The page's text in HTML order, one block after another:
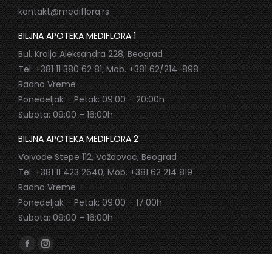
kontakt@mediflora.rs
BILJNA APOTEKA MEDIFLORA 1
Bul. Kralja Aleksandra 228, Beograd
Tel: +381 11 380 62 81, Mob. +381 62/214-898
Radno Vreme
Ponedeljak – Petak: 09:00 – 20:00h
Subota: 09:00 – 16:00h
BILJNA APOTEKA MEDIFLORA 2
Vojvode Stepe 112, Voždovac, Beograd
Tel: +381 11 423 2640, Mob. +381 62 214 819
Radno Vreme
Ponedeljak – Petak: 09:00 – 17:00h
Subota: 09:00 – 16:00h
Find us on:
Facebook
Instagram